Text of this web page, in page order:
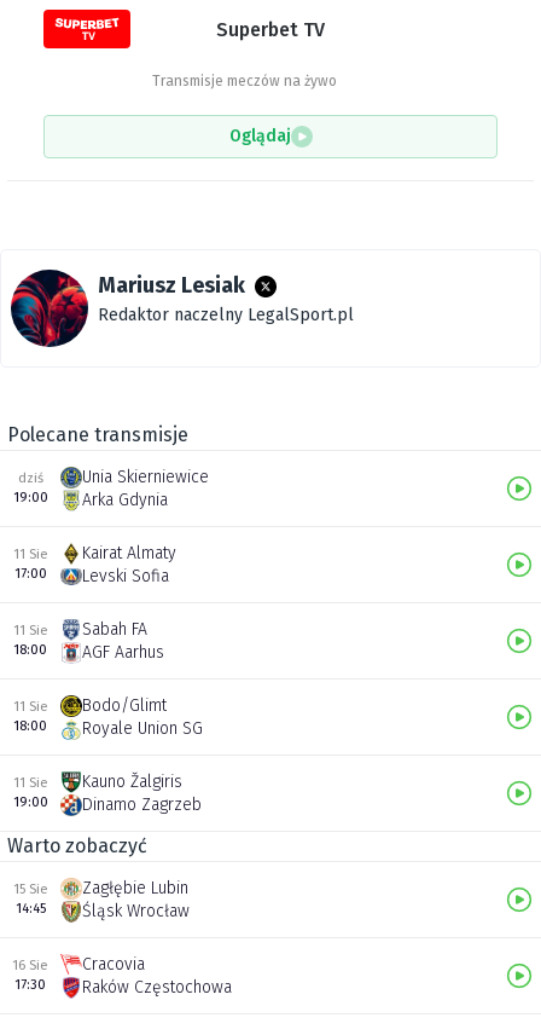
Superbet TV
Transmisje meczów na żywo
Oglądaj
Mariusz Lesiak
Redaktor naczelny LegalSport.pl
Polecane transmisje
dziś
19:00
Unia Skierniewice
Arka Gdynia
11 Sie
17:00
Kairat Almaty
Levski Sofia
11 Sie
18:00
Sabah FA
AGF Aarhus
11 Sie
18:00
Bodo/Glimt
Royale Union SG
11 Sie
19:00
Kauno Žalgiris
Dinamo Zagrzeb
Warto zobaczyć
15 Sie
14:45
Zagłębie Lubin
Śląsk Wrocław
16 Sie
17:30
Cracovia
Raków Częstochowa